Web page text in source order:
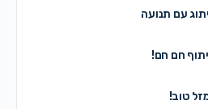
עם תנועה
חם חם!
טוב!